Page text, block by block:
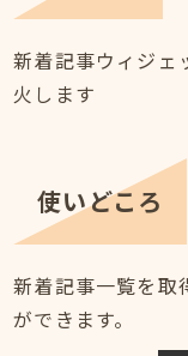
新着記事ウィジェ
火します
使いどころ
新着記事一覧を取
ができます。